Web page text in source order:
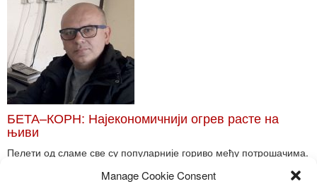
Manage Cookie Consent
БЕТА–КОРН: Најекономичнији огрев расте на
њиви
Пелети од сламе све су популарније гориво међу потрошачима.